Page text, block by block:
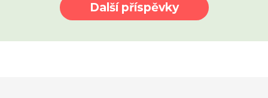
Další příspěvky